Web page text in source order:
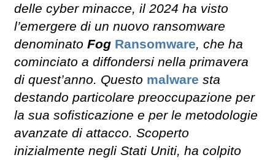
delle cyber minacce, il 2024 ha visto
l’emergere di un nuovo ransomware
denominato Fog Ransomware, che ha
cominciato a diffondersi nella primavera
di quest’anno. Questo malware sta
destando particolare preoccupazione per
la sua sofisticazione e per le metodologie
avanzate di attacco. Scoperto
inizialmente negli Stati Uniti, ha colpito